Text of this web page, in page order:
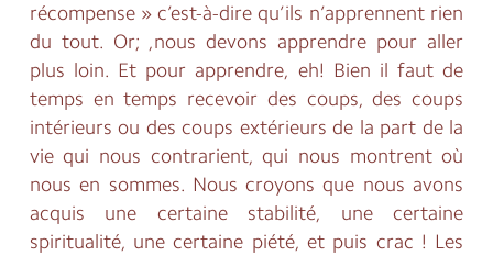
récompense » c’est-à-dire qu’ils n’apprennent rien
du tout. Or; ,nous devons apprendre pour aller
plus loin. Et pour apprendre, eh! Bien il faut de
temps en temps recevoir des coups, des coups
intérieurs ou des coups extérieurs de la part de la
vie qui nous contrarient, qui nous montrent où
nous en sommes. Nous croyons que nous avons
acquis une certaine stabilité, une certaine
spiritualité, une certaine piété, et puis crac ! Les